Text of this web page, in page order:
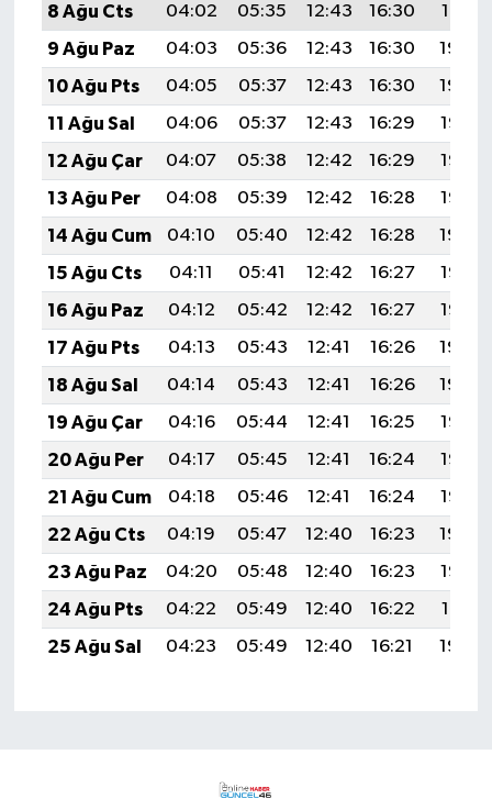
8 Ağu Cts
04:02 05:35 12:43 16:30
19:41
9 Ağu Paz
04:03 05:36 12:43 16:30
19:40
10 Ağu Pts
04:05 05:37 12:43 16:30
19:39
11 Ağu Sal
04:06 05:37 12:43 16:29
19:38
12 Ağu Çar
04:07 05:38 12:42 16:29
19:37
13 Ağu Per
04:08 05:39 12:42 16:28
19:35
14 Ağu Cum
04:10 05:40 12:42 16:28
19:34
15 Ağu Cts
04:11 05:41 12:42 16:27
19:33
16 Ağu Paz
04:12 05:42 12:42 16:27
19:32
17 Ağu Pts
04:13 05:43 12:41 16:26
19:30
18 Ağu Sal
04:14 05:43 12:41 16:26
19:29
19 Ağu Çar
04:16 05:44 12:41 16:25
19:28
20 Ağu Per
04:17 05:45 12:41 16:24
19:27
21 Ağu Cum
04:18 05:46 12:41 16:24
19:25
22 Ağu Cts
04:19 05:47 12:40 16:23
19:24
23 Ağu Paz
04:20 05:48 12:40 16:23
19:22
24 Ağu Pts
04:22 05:49 12:40 16:22
19:21
25 Ağu Sal
04:23 05:49 12:40 16:21 19:20